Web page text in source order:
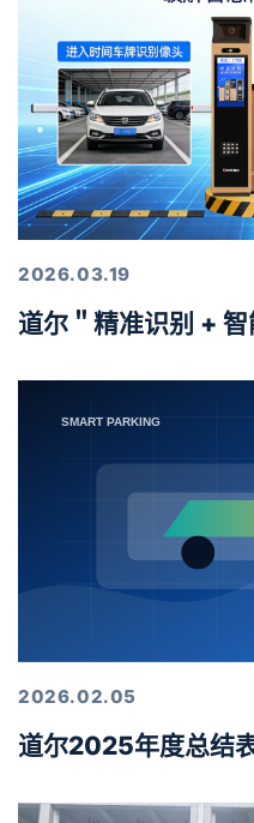
2026.03.19
道尔＂精准识别 +
2026.02.05
道尔2025年度总结